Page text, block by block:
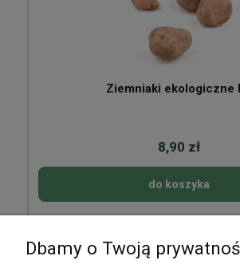
Ziemniaki ekologiczne
8,90 zł
do koszyka
Dbamy o Twoją